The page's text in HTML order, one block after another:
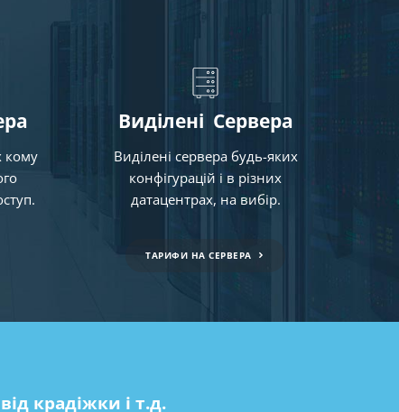
кому
Виділені Сервера
Виділені сервера будь-яких
конфігурацій і в різних
датацентрах, на вибір.
ТАРИФИ НА СЕРВЕРА
крадіжки і т.д.